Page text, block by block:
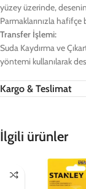
yüzey üzerinde,
Parmaklarınızla hafifçe
Transfer İşlemi:
Suda Kaydırma ve
yöntemi kullanılarak
Kargo & Teslimat
İlgili ürünler